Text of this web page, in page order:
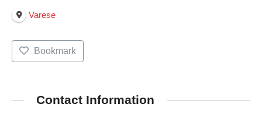
Varese
Bookmark
Contact Information